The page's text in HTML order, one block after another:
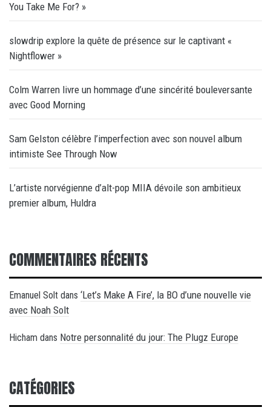
You Take Me For? »
slowdrip explore la quête de présence sur le captivant «
Nightflower »
Colm Warren livre un hommage d’une sincérité bouleversante
avec Good Morning
Sam Gelston célèbre l’imperfection avec son nouvel album
intimiste See Through Now
L’artiste norvégienne d’alt-pop MIIA dévoile son ambitieux
premier album, Huldra
COMMENTAIRES RÉCENTS
Emanuel Solt dans ‘Let’s Make A Fire’, la BO d’une nouvelle vie
avec Noah Solt
Hicham dans Notre personnalité du jour: The Plugz Europe
CATÉGORIES